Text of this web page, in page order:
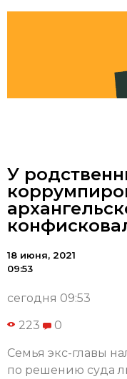
У
18 июня, 2021
09:53
сегодня 09:53
223 0
Семья экс-главы
по решению суда